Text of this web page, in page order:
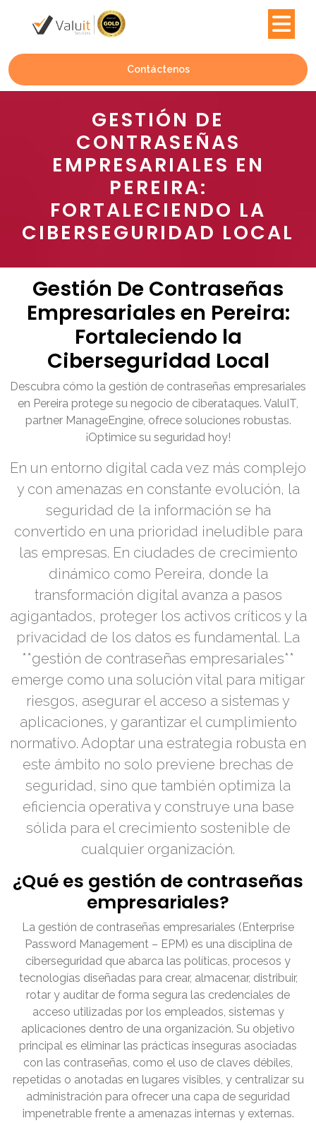
Contáctenos
GESTIÓN DE
CONTRASEÑAS
EMPRESARIALES EN
PEREIRA:
FORTALECIENDO LA
CIBERSEGURIDAD LOCAL
Gestión De Contraseñas
Empresariales en Pereira:
Fortaleciendo la
Ciberseguridad Local
Descubra cómo la gestión de contraseñas empresariales
en Pereira protege su negocio de ciberataques. ValuIT,
partner ManageEngine, ofrece soluciones robustas.
¡Optimice su seguridad hoy!
En un entorno digital cada vez más complejo
y con amenazas en constante evolución, la
seguridad de la información se ha
convertido en una prioridad ineludible para
las empresas. En ciudades de crecimiento
dinámico como Pereira, donde la
transformación digital avanza a pasos
agigantados, proteger los activos críticos y la
privacidad de los datos es fundamental. La
**gestión de contraseñas empresariales**
emerge como una solución vital para mitigar
riesgos, asegurar el acceso a sistemas y
aplicaciones, y garantizar el cumplimiento
normativo. Adoptar una estrategia robusta en
este ámbito no solo previene brechas de
seguridad, sino que también optimiza la
eficiencia operativa y construye una base
sólida para el crecimiento sostenible de
cualquier organización.
¿Qué es gestión de contraseñas
empresariales?
La gestión de contraseñas empresariales (Enterprise
Password Management – EPM) es una disciplina de
ciberseguridad que abarca las políticas, procesos y
tecnologías diseñadas para crear, almacenar, distribuir,
rotar y auditar de forma segura las credenciales de
acceso utilizadas por los empleados, sistemas y
aplicaciones dentro de una organización. Su objetivo
principal es eliminar las prácticas inseguras asociadas
con las contraseñas, como el uso de claves débiles,
repetidas o anotadas en lugares visibles, y centralizar su
administración para ofrecer una capa de seguridad
impenetrable frente a amenazas internas y externas.